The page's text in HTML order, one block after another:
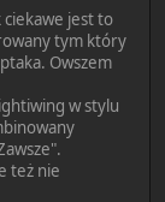
ciekawe jest to
tym który
Owszem
w stylu
też nie